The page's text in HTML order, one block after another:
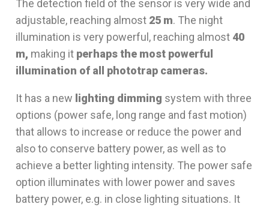
The detection field of the sensor is very wide and
adjustable, reaching almost 25 m. The night
illumination is very powerful, reaching almost 40
m, making it perhaps the most powerful
illumination of all phototrap cameras.
It has a new lighting dimming system with three
options (power safe, long range and fast motion)
that allows to increase or reduce the power and
also to conserve battery power, as well as to
achieve a better lighting intensity. The power safe
option illuminates with lower power and saves
battery power, e.g. in close lighting situations. It